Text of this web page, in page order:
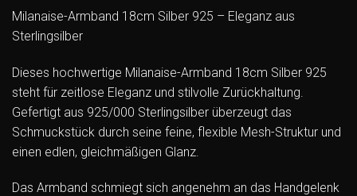
Milanaise-Armband 18cm Silber 925 – Eleganz aus
Sterlingsilber
Dieses hochwertige Milanaise-Armband 18cm Silber 925
steht für zeitlose Eleganz und stilvolle Zurückhaltung.
Gefertigt aus 925/000 Sterlingsilber überzeugt das
Schmuckstück durch seine feine, flexible Mesh-Struktur und
einen edlen, gleichmäßigen Glanz.
Das Armband schmiegt sich angenehm an das Handgelenk